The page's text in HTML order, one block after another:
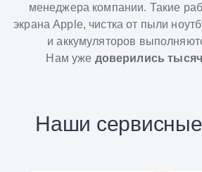
менеджера компании. Такие
экрана Apple, чистка от пыли
и аккумуляторов
Нам уже доверились
Наши